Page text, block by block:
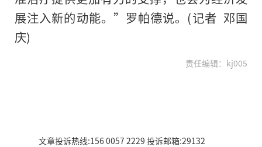
展注入新的动能。”罗帕德说。(记者 邓国
庆)
责任编辑：kj005
文章投诉热线:156 0057 2229 投诉邮箱:29132